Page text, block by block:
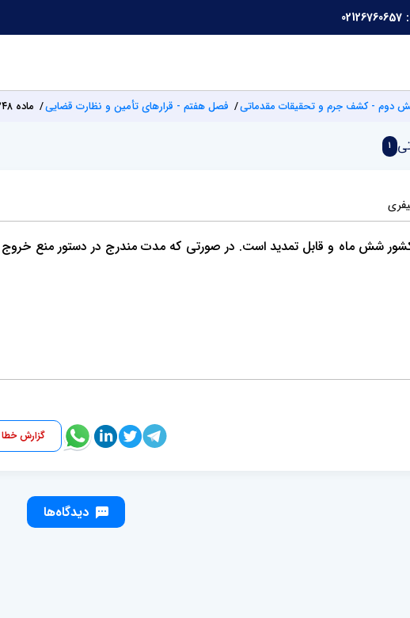
02126760657
دوم - کشف جرم و تحقیقات مقدماتی فصل هفتم - قرارهای تأمین و نظارت قضایی ماده ۲۴۸
1
کشور شش ماه و قابل تمدید است. در صورتی که مدت مندرج در دستور منع
گزارش خطا
دیدگاه‌ها